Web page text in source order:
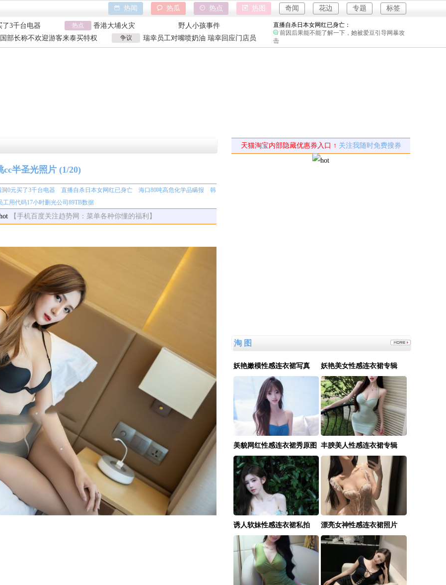
标签
专题
花边
奇闻
热图
热点
热瓜
热闻
了3千台电器
品瞒报
删光公司89TB
热点 香港大埔火灾
野人小孩事件
天水血铅异常事件
山西大同订婚强奸案
特朗普泽连斯基吵架
吉林大爷救助重庆游客
部长称不欢迎游客来泰买特权
部长争议发言
争议
瑞幸员工对嘴喷奶油 瑞幸回应门店员
工被曝用奶油枪喂食
下了几千单，平台才发现bug吗？
直播自杀日本女网红已身亡：
前因后果能不能了解一下，她被爱豆引导网暴攻
击
海口80吨高危化学品瞒报：
女子用漏洞0元买了3千台电器：
下了几千单，平台才发现bug吗？
cc半圣光照片(1/20)
0元买了3千台电器 直播自杀日本女网红已身亡 海口80吨高危化学品瞒报
韩
工用代码17小时删光公司89TB数据
【手机百度关注趋势网：菜单各种你懂的福利】
天猫淘宝内部隐藏优惠券入口 ↑ 关注我随时免费搜券
淘 图
妖艳嫩模性感连衣裙写真 妖艳美女性感连衣裙专辑
美貌网红性感连衣裙秀原图 丰腴美人性感连衣裙专辑
诱人软妹性感连衣裙私拍 漂亮女神性感连衣裙照片